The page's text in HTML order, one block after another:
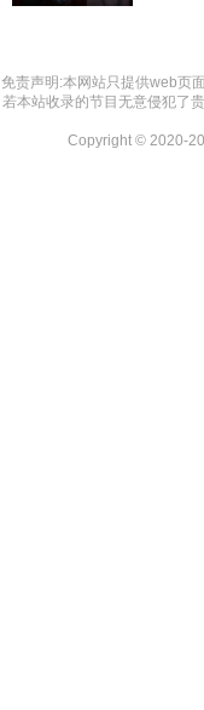
免责声明:本网站只提供web页
若本站收录的节目无意侵犯了
Copyright © 2020-